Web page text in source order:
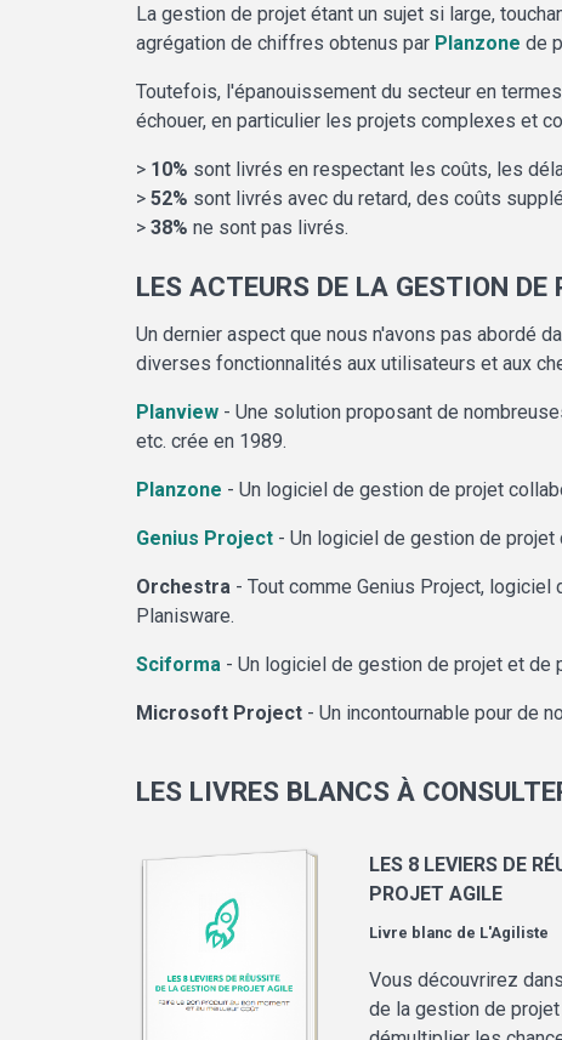
La gestion de projet étant un sujet si large,
agrégation de chiffres obtenus par Planzone de
Toutefois, l'épanouissement du secteur en
échouer, en particulier les projets complexes et
> 10% sont livrés en respectant les coûts, les
> 52% sont livrés avec du retard, des coûts
> 38% ne sont pas livrés.
LES ACTEURS DE LA GESTION DE
Un dernier aspect que nous n'avons pas abordé
diverses fonctionnalités aux utilisateurs et aux
Planview - Une solution proposant de
etc. crée en 1989.
Planzone - Un logiciel de gestion de projet
Genius Project - Un logiciel de gestion de projet
Orchestra - Tout comme Genius Project,
Planisware.
Sciforma - Un logiciel de gestion de projet et de
Microsoft Project - Un incontournable pour de
LES LIVRES BLANCS À
LES 8 LEVIERS DE
PROJET AGILE
Livre blanc de L'Agiliste
Vous découvrirez
de la gestion de